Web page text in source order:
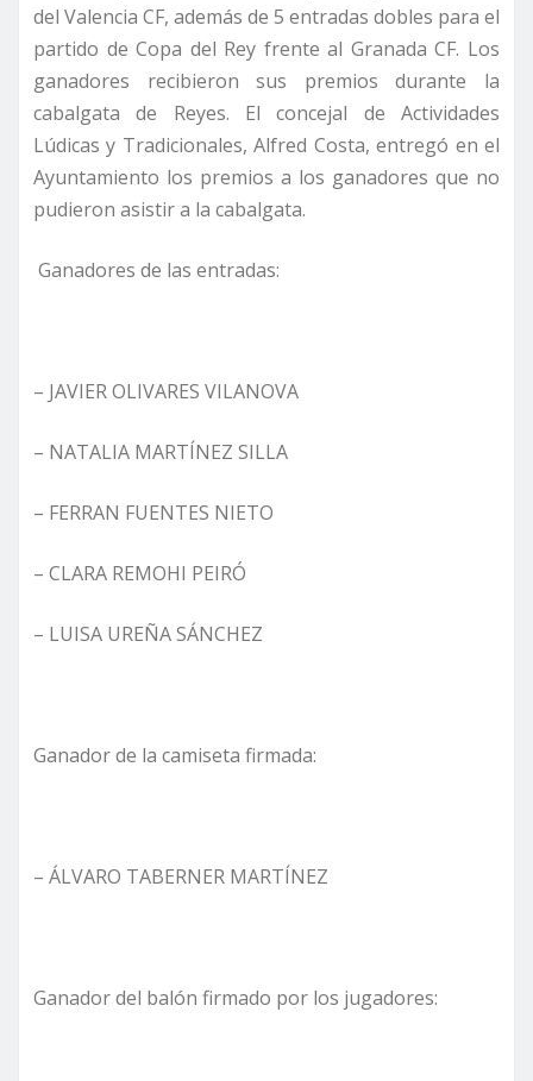
del Valencia CF, además de 5 entradas dobles para el
partido de Copa del Rey frente al Granada CF. Los
ganadores recibieron sus premios durante la
cabalgata de Reyes. El concejal de Actividades
Lúdicas y Tradicionales, Alfred Costa, entregó en el
Ayuntamiento los premios a los ganadores que no
pudieron asistir a la cabalgata.
Ganadores de las entradas:
– JAVIER OLIVARES VILANOVA
– NATALIA MARTÍNEZ SILLA
– FERRAN FUENTES NIETO
– CLARA REMOHI PEIRÓ
– LUISA UREÑA SÁNCHEZ
Ganador de la camiseta firmada:
– ÁLVARO TABERNER MARTÍNEZ
Ganador del balón firmado por los jugadores: